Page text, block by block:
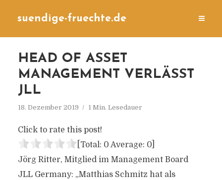
suendige-fruechte.de
HEAD OF ASSET
MANAGEMENT VERLÄSST
JLL
18. Dezember 2019 1 Min. Lesedauer
Click to rate this post!
[Total: 0 Average: 0]
Jörg Ritter, Mitglied im Management Board
JLL Germany: „Matthias Schmitz hat als